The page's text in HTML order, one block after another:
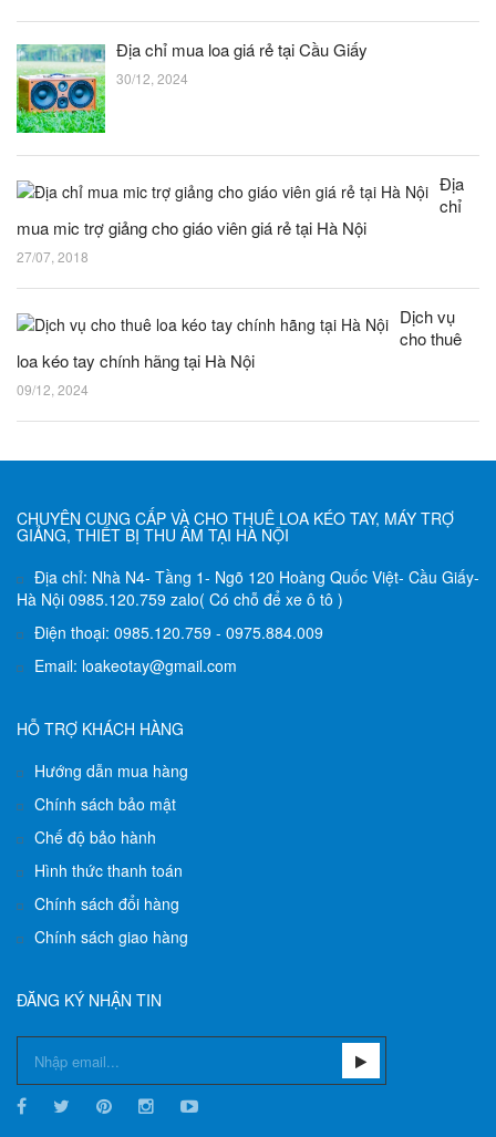
Địa chỉ mua loa giá rẻ tại Cầu Giấy
30/12, 2024
Địa
chỉ
mua mic trợ giảng cho giáo viên giá rẻ tại Hà Nội
27/07, 2018
Dịch vụ
cho thuê
loa kéo tay chính hãng tại Hà Nội
09/12, 2024
CHUYÊN CUNG CẤP VÀ CHO THUÊ LOA KÉO TAY, MÁY TRỢ
GIẢNG, THIẾT BỊ THU ÂM TẠI HÀ NỘI
Địa chỉ: Nhà N4- Tầng 1- Ngõ 120 Hoàng Quốc Việt- Cầu Giấy-
Hà Nội 0985.120.759 zalo( Có chỗ để xe ô tô )
Điện thoại: 0985.120.759 - 0975.884.009
Email: loakeotay@gmail.com
HỖ TRỢ KHÁCH HÀNG
Hướng dẫn mua hàng
Chính sách bảo mật
Chế độ bảo hành
Hình thức thanh toán
Chính sách đổi hàng
Chính sách giao hàng
ĐĂNG KÝ NHẬN TIN